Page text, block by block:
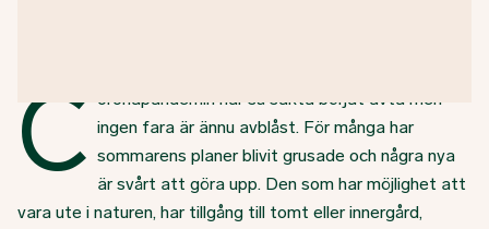
C oronapandemin har så sakta börjat avta men
ingen fara är ännu avblåst. För många har
sommarens planer blivit grusade och några nya
är svårt att göra upp. Den som har möjlighet att
vara ute i naturen, har tillgång till tomt eller innergård,